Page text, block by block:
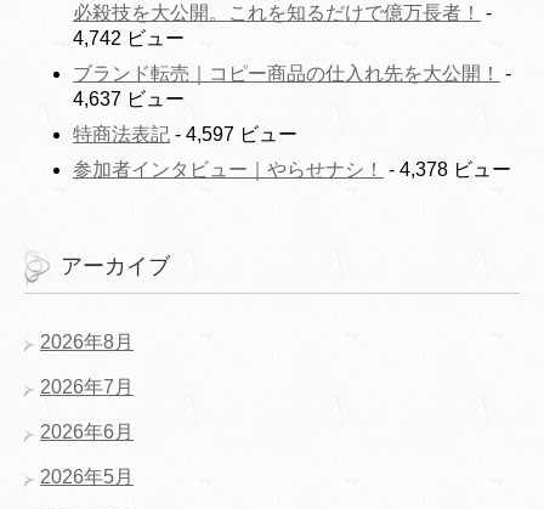
必殺技を大公開。これを知るだけで億万長者！
-
4,742 ビュー
ブランド転売｜コピー商品の仕入れ先を大公開！
-
4,637 ビュー
特商法表記 - 4,597 ビュー
参加者インタビュー｜やらせナシ！
- 4,378 ビュー
アーカイブ
2026年8月
2026年7月
2026年6月
2026年5月